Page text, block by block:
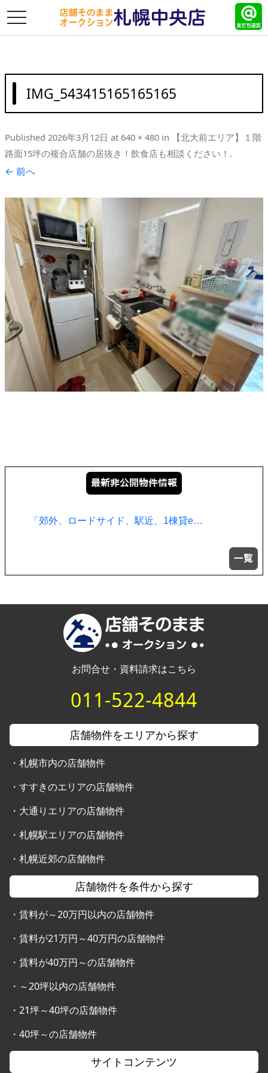
toggle
IMG_543415165165165
Published 2026年3月12日 at 640 × 480 in
【北大前エリア】１階
路面15坪の複合店舗の居抜き！飲食店も相談ください！ .
← 前へ
「郊外、ロードサイド、駅近、1棟貸e…
お問合せ・資料請求はこちら
011-522-4844
店舗物件をエリアから探す
・ 札幌市内の店舗物件
・ すすきのエリアの店舗物件
・ 大通りエリアの店舗物件
・ 札幌駅エリアの店舗物件
・ 札幌近郊の店舗物件
店舗物件を条件から探す
・ 賃料が～20万円以内の店舗物件
・ 賃料が21万円～40万円の店舗物件
・ 賃料が40万円～の店舗物件
・ ～20坪以内の店舗物件
・ 21坪～40坪の店舗物件
・ 40坪～の店舗物件
サイトコンテンツ